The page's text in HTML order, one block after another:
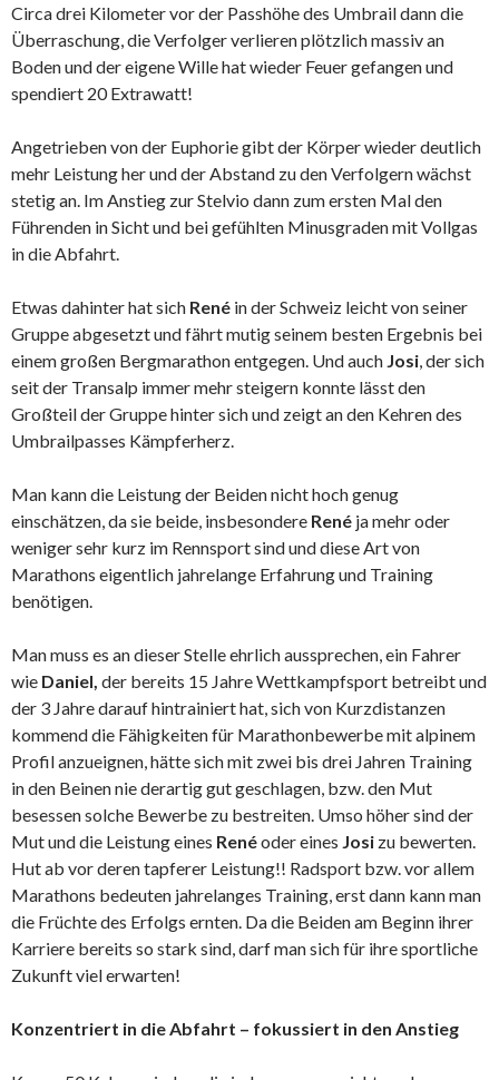
Circa drei Kilometer vor der Passhöhe des Umbrail dann die
Überraschung, die Verfolger verlieren plötzlich massiv an
Boden und der eigene Wille hat wieder Feuer gefangen und
spendiert 20 Extrawatt!
Angetrieben von der Euphorie gibt der Körper wieder deutlich
mehr Leistung her und der Abstand zu den Verfolgern wächst
stetig an. Im Anstieg zur Stelvio dann zum ersten Mal den
Führenden in Sicht und bei gefühlten Minusgraden mit Vollgas
in die Abfahrt.
Etwas dahinter hat sich René in der Schweiz leicht von seiner
Gruppe abgesetzt und fährt mutig seinem besten Ergebnis bei
einem großen Bergmarathon entgegen. Und auch Josi, der sich
seit der Transalp immer mehr steigern konnte lässt den
Großteil der Gruppe hinter sich und zeigt an den Kehren des
Umbrailpasses Kämpferherz.
Man kann die Leistung der Beiden nicht hoch genug
einschätzen, da sie beide, insbesondere René ja mehr oder
weniger sehr kurz im Rennsport sind und diese Art von
Marathons eigentlich jahrelange Erfahrung und Training
benötigen.
Man muss es an dieser Stelle ehrlich aussprechen, ein Fahrer
wie Daniel, der bereits 15 Jahre Wettkampfsport betreibt und
der 3 Jahre darauf hintrainiert hat, sich von Kurzdistanzen
kommend die Fähigkeiten für Marathonbewerbe mit alpinem
Profil anzueignen, hätte sich mit zwei bis drei Jahren Training
in den Beinen nie derartig gut geschlagen, bzw. den Mut
besessen solche Bewerbe zu bestreiten. Umso höher sind der
Mut und die Leistung eines Renéoder eines Josi zu bewerten.
Hut ab vor deren tapferer Leistung!! Radsport bzw. vor allem
Marathons bedeuten jahrelanges Training, erst dann kann man
die Früchte des Erfolgs ernten. Da die Beiden am Beginn ihrer
Karriere bereits so stark sind, darf man sich für ihre sportliche
Zukunft viel erwarten!
Konzentriert in die Abfahrt – fokussiert in den Anstieg